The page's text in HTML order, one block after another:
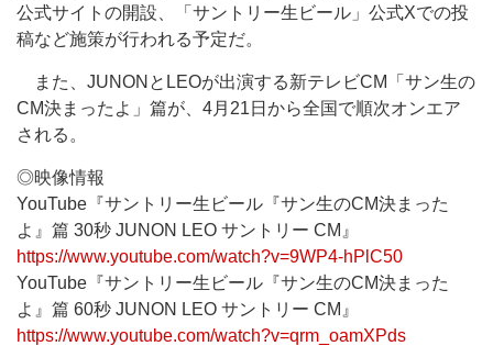
公式サイトの開設、「サントリー生ビール」公式Xでの投
稿など施策が行われる予定だ。
また、JUNONとLEOが出演する新テレビCM「サン生の
CM決まったよ」篇が、4月21日から全国で順次オンエア
される。
◎映像情報
YouTube『サントリー生ビール『サン生のCM決まった
よ』篇 30秒 JUNON LEO サントリー CM』
https://www.youtube.com/watch?v=9WP4-hPlC50
YouTube『サントリー生ビール『サン生のCM決まった
よ』篇 60秒 JUNON LEO サントリー CM』
https://www.youtube.com/watch?v=qrm_oamXPds